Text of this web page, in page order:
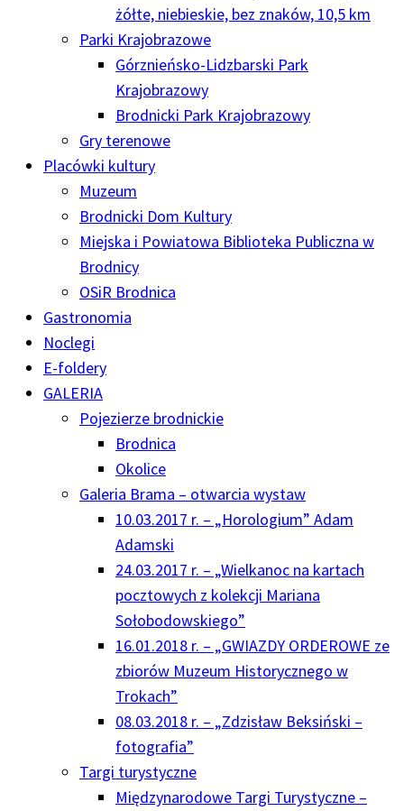
żółte, niebieskie, bez znaków, 10,5 km
Parki Krajobrazowe
Górznieńsko-Lidzbarski Park
Krajobrazowy
Brodnicki Park Krajobrazowy
Gry terenowe
Placówki kultury
Muzeum
Brodnicki Dom Kultury
Miejska i Powiatowa Biblioteka Publiczna w
Brodnicy
OSiR Brodnica
Gastronomia
Noclegi
E-foldery
GALERIA
Pojezierze brodnickie
Brodnica
Okolice
Galeria Brama – otwarcia wystaw
10.03.2017 r. – „Horologium” Adam
Adamski
24.03.2017 r. – „Wielkanoc na kartach
pocztowych z kolekcji Mariana
Sołobodowskiego”
16.01.2018 r. – „GWIAZDY ORDEROWE ze
zbiorów Muzeum Historycznego w
Trokach”
08.03.2018 r. – „Zdzisław Beksiński –
fotografia”
Targi turystyczne
Międzynarodowe Targi Turystyczne –